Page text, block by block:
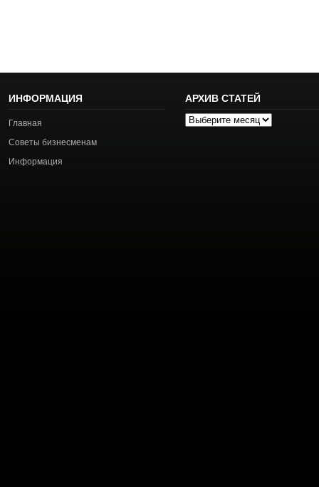
ИНФОРМАЦИЯ
Главная
Советы бизнесменам
Информация
АРХИВ СТАТЕЙ
Архив